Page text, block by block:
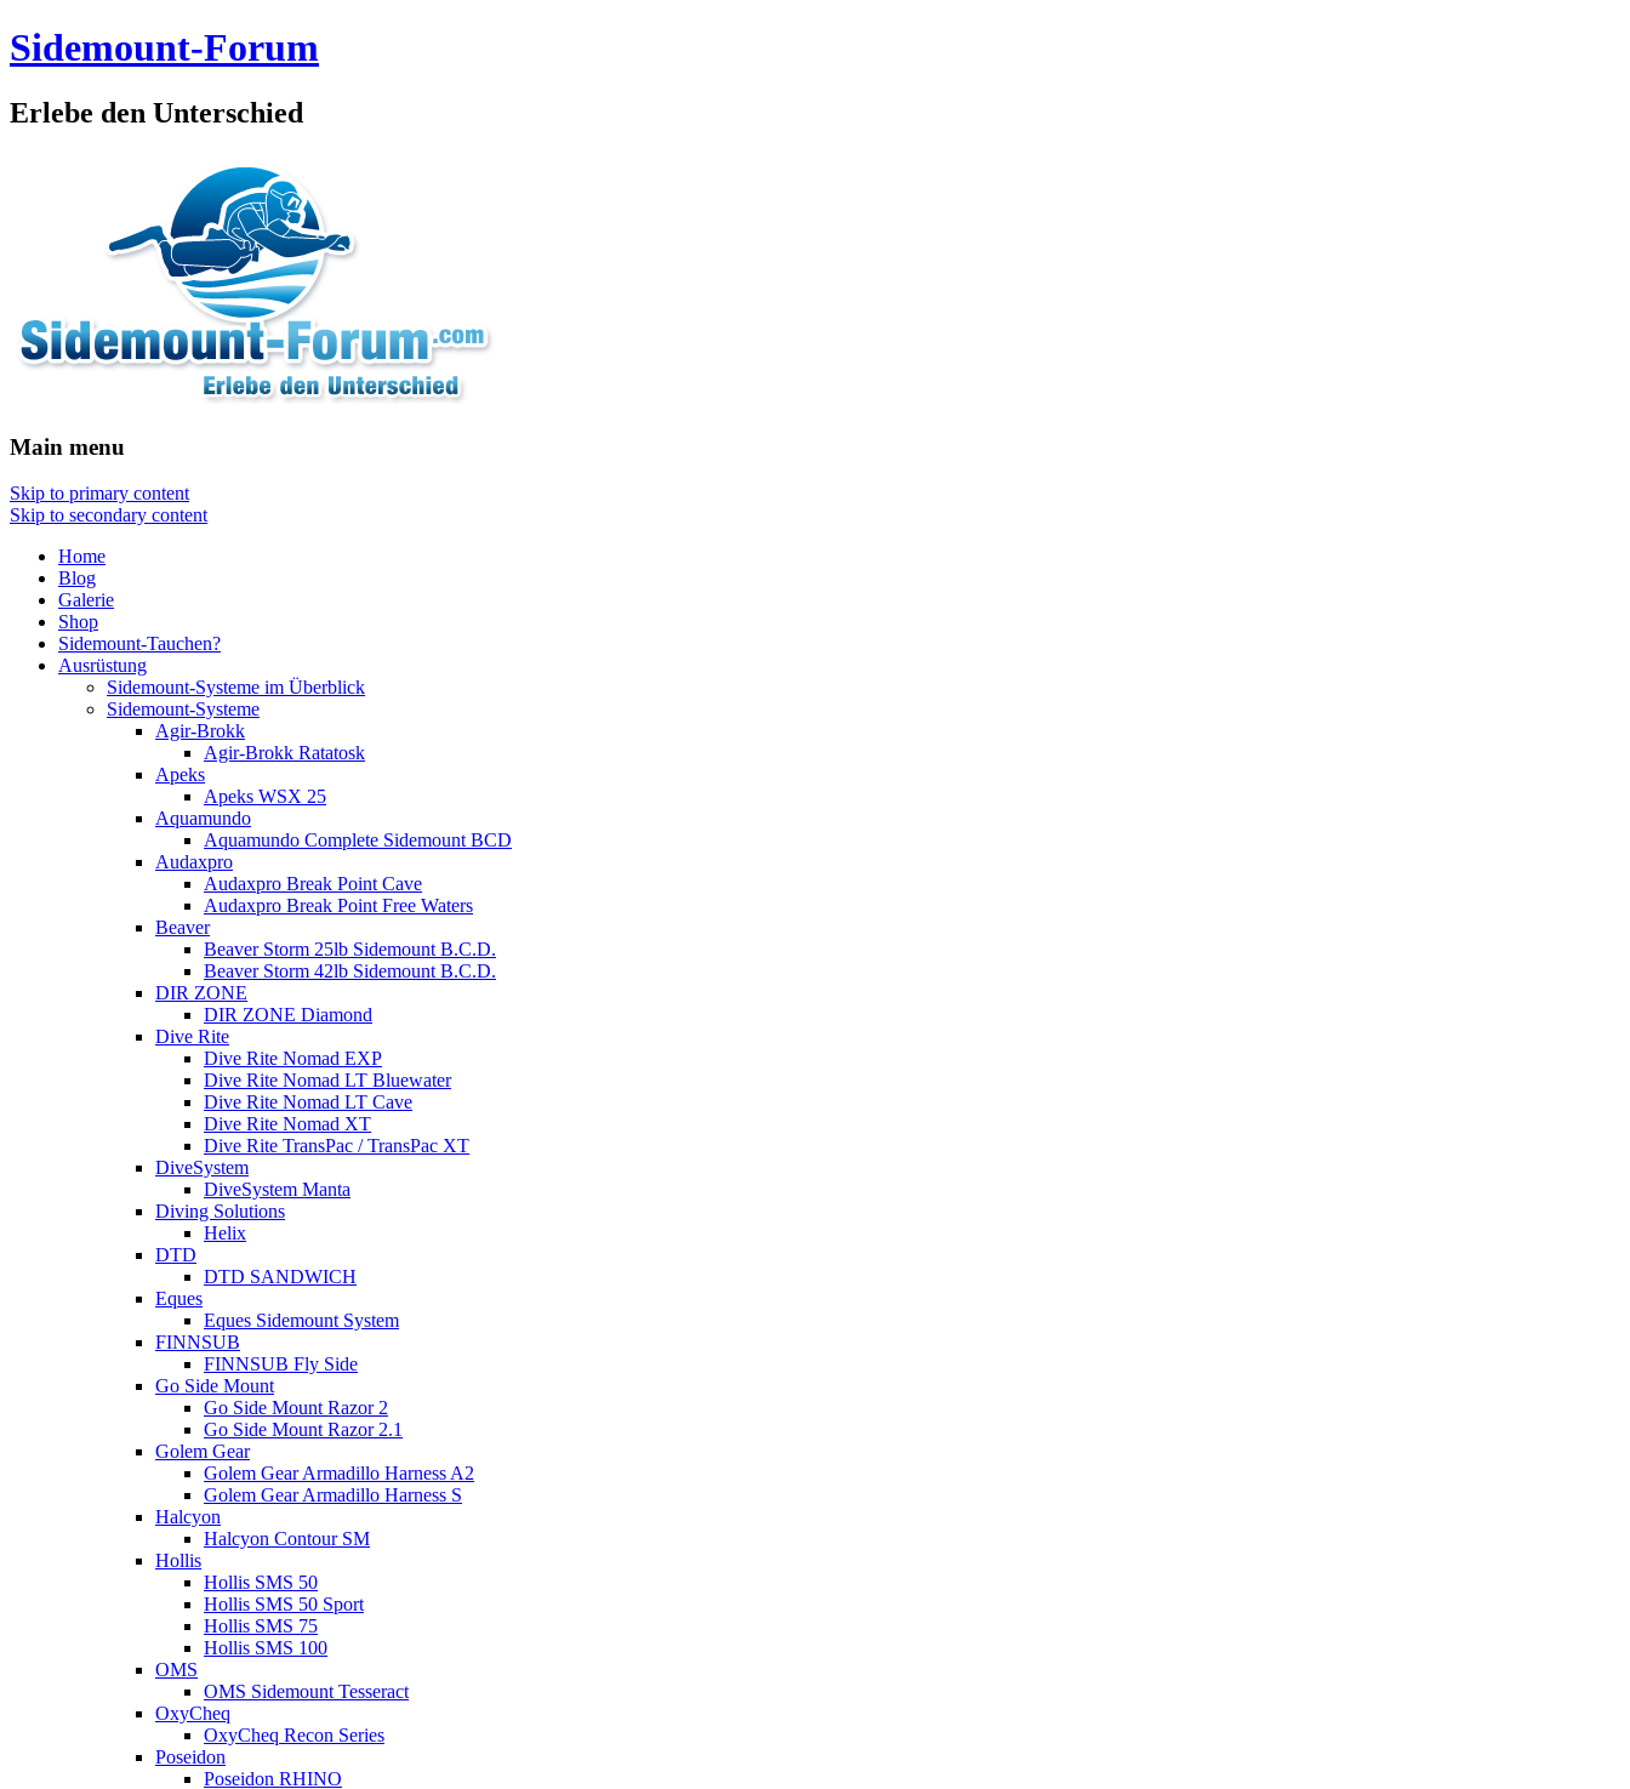
Sidemount-Forum
Erlebe den Unterschied
Main menu
Skip to primary content
Skip to secondary content
Home
Blog
Galerie
Shop
Sidemount-Tauchen?
Ausrüstung
Sidemount-Systeme im Überblick
Sidemount-Systeme
Agir-Brokk
Agir-Brokk Ratatosk
Apeks
Apeks WSX 25
Aquamundo
Aquamundo Complete Sidemount BCD
Audaxpro
Audaxpro Break Point Cave
Audaxpro Break Point Free Waters
Beaver
Beaver Storm 25lb Sidemount B.C.D.
Beaver Storm 42lb Sidemount B.C.D.
DIR ZONE
DIR ZONE Diamond
Dive Rite
Dive Rite Nomad EXP
Dive Rite Nomad LT Bluewater
Dive Rite Nomad LT Cave
Dive Rite Nomad XT
Dive Rite TransPac / TransPac XT
DiveSystem
DiveSystem Manta
Diving Solutions
Helix
DTD
DTD SANDWICH
Eques
Eques Sidemount System
FINNSUB
FINNSUB Fly Side
Go Side Mount
Go Side Mount Razor 2
Go Side Mount Razor 2.1
Golem Gear
Golem Gear Armadillo Harness A2
Golem Gear Armadillo Harness S
Halcyon
Halcyon Contour SM
Hollis
Hollis SMS 50
Hollis SMS 50 Sport
Hollis SMS 75
Hollis SMS 100
OMS
OMS Sidemount Tesseract
OxyCheq
OxyCheq Recon Series
Poseidon
Poseidon RHINO